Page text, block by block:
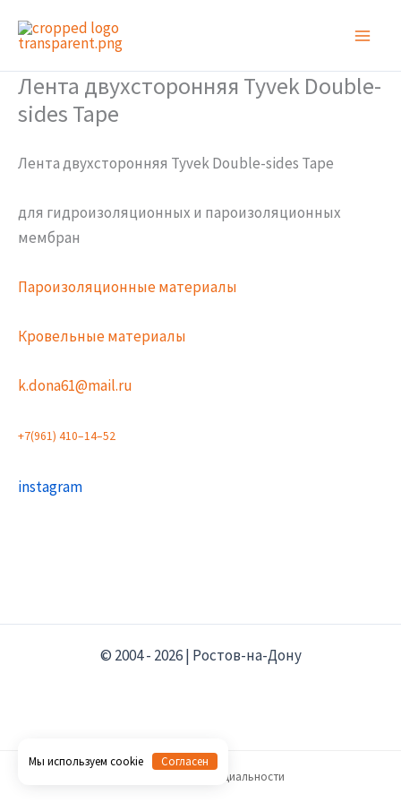
Лента двухсторонняя Tyvek Double-
sides Tape
Лента двухсторонняя Tyvek Double-sides Tape
для гидроизоляционных и пароизоляционных
мембран
Пароизоляционные материалы
Кровельные материалы
k.dona61@mail.ru
+7(961) 410–14–52
instagram
© 2004 - 2026 | Ростов-на-Дону
Политика конфиденциальности
Мы используем cookie Согласен